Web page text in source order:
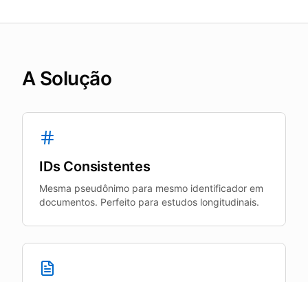
A Solução
IDs Consistentes
Mesma pseudônimo para mesmo identificador em
documentos. Perfeito para estudos longitudinais.